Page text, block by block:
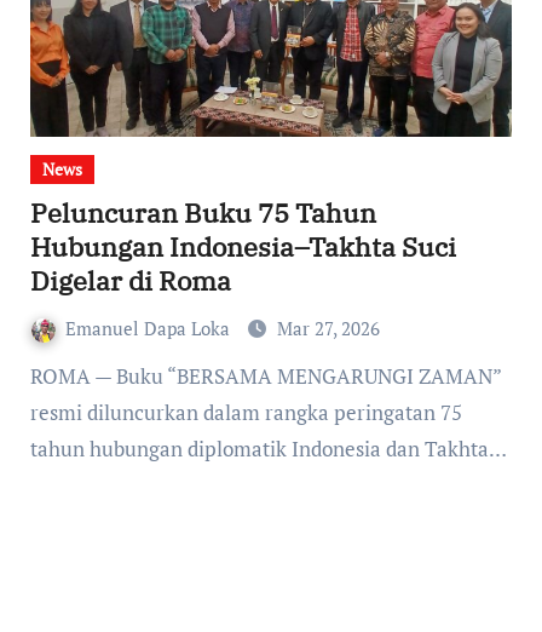
News
Peluncuran Buku 75 Tahun
Hubungan Indonesia–Takhta Suci
Digelar di Roma
Emanuel Dapa Loka Mar 27, 2026
ROMA — Buku “BERSAMA MENGARUNGI ZAMAN”
resmi diluncurkan dalam rangka peringatan 75
tahun hubungan diplomatik Indonesia dan Takhta…